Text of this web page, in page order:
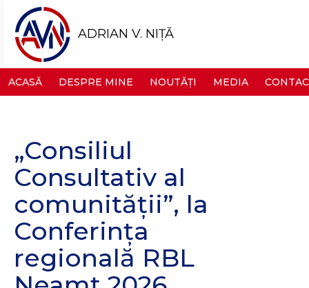
ADRIAN V. NIȚĂ
ACASĂ DESPRE MINE NOUTĂȚI MEDIA
„Consiliul
Consultativ al
comunității”, la
Conferința
regională RBL